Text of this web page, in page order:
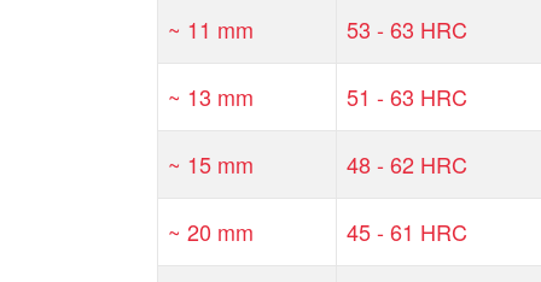
~ 11 mm 53 - 63 HRC
~ 13 mm 51 - 63 HRC
~ 15 mm 48 - 62 HRC
~ 20 mm 45 - 61 HRC